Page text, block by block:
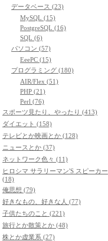
データベース (23)
MySQL (15)
PostgreSQL (16)
SQL (6)
パソコン (57)
EeePC (15)
プログラミング (180)
AIR/Flex (51)
PHP (21)
Perl (76)
スポーツ見たり、やったり (413)
ダイエット (158)
テレビとか映画とか (128)
ニュースとか (37)
ネットワーク色々 (11)
ヒロシマ サラリーマン'S スピーカー
(18)
俺思想 (79)
好きなもの、好きな人 (77)
子供たちのこと (221)
旅行とか散策とか (48)
株とか虚業系 (27)